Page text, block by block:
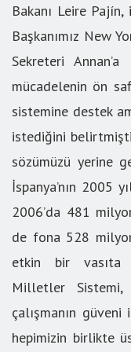
Bakanı Leire
Başkanımız New
Sekreteri
mücadelenin ön
sistemine destek
istediğini
sözümüzü yerine
İspanya’nın 2005
2006’da 481
de fona 528
etkin bir vasıta
Milletler
çalışmanın
hepimizin birlikte